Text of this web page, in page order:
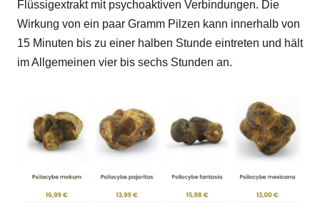
Flüssigextrakt mit psychoaktiven Verbindungen. Die
Wirkung von ein paar Gramm Pilzen kann innerhalb von
15 Minuten bis zu einer halben Stunde eintreten und hält
im Allgemeinen vier bis sechs Stunden an.